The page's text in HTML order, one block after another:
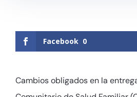
Facebook 0
Cambios obligados en la